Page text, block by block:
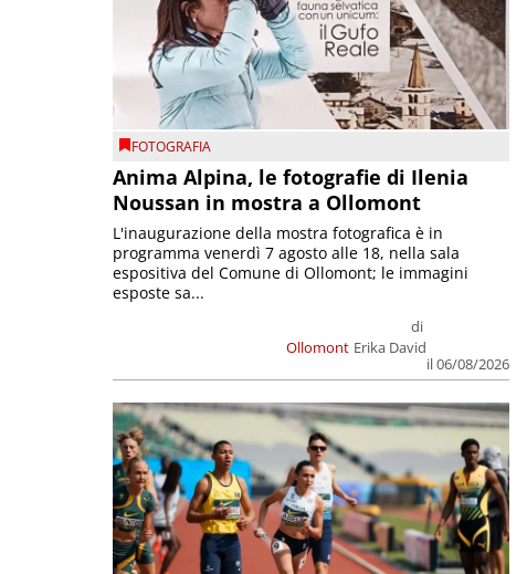
FOTOGRAFIA
Anima Alpina, le fotografie di Ilenia
Noussan in mostra a Ollomont
Ollomont
di
Erika David
il 06/08/2026
L'inaugurazione della mostra fotografica è in
programma venerdì 7 agosto alle 18, nella sala
espositiva del Comune di Ollomont; le immagini
esposte sa...